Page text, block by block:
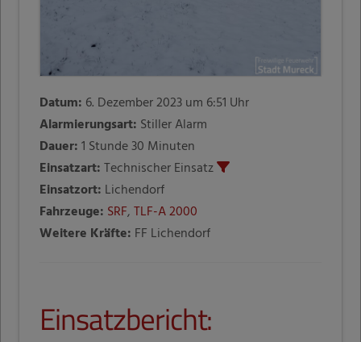
Datum: 6. Dezember 2023 um 6:51 Uhr
Alarmierungsart: Stiller Alarm
Dauer:1 Stunde 30 Minuten
Einsatzart:Technischer Einsatz
Einsatzort: Lichendorf
Fahrzeuge: SRF,TLF-A 2000
Weitere Kräfte: FF Lichendorf
Einsatzbericht: